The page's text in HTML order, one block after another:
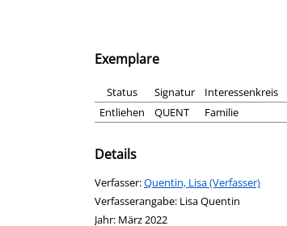
Exemplare
Status Signatur Interessenkreis
Entliehen
QUENT Familie
Details
Verfasser:Suche nach diesem Verfasser
Quentin, Lisa (Verfasser)
Verfasserangabe: Lisa Quentin
Jahr: März 2022